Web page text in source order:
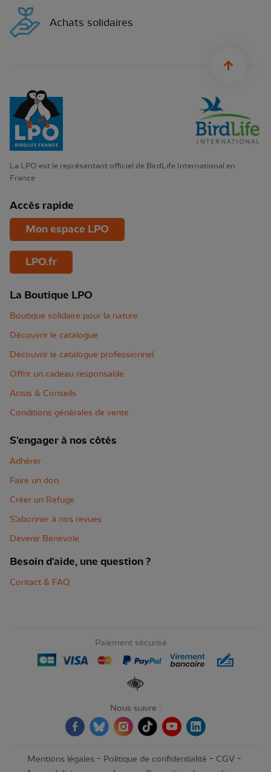
Achats solidaires
La LPO est le représentant officiel de BirdLife International en
France
Accès rapide
Mon espace LPO
LPO.fr
La Boutique LPO
Boutique solidaire pour la nature
Découvrir le catalogue
Découvrir le catalogue professionnel
Offrir un cadeau responsable
Actus & Conseils
Conditions générales de vente
S'engager à nos côtés
Adhérer
Faire un don
Créer un Refuge
S'abonner à nos revues
Devenir Bénévole
Besoin d'aide, une question ?
Contact & FAQ
Paiement sécurisé
Renforcer les contrastes
Nous suivre :
Mentions légales - Politique de confidentialité - CGV -